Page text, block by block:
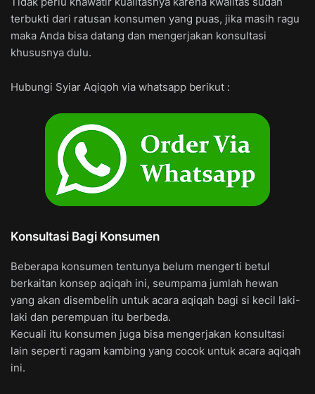
terbukti dari ratusan konsumen yang puas, jika masih ragu
maka Anda bisa datang dan mengerjakan konsultasi
khususnya dulu.
Hubungi Syiar Aqiqoh via whatsapp berikut :
Konsultasi Bagi Konsumen
Beberapa konsumen tentunya belum mengerti betul
berkaitan konsep aqiqah ini, seumpama jumlah hewan
yang akan disembelih untuk acara aqiqah bagi si kecil laki-
laki dan perempuan itu berbeda.
Kecuali itu konsumen juga bisa mengerjakan konsultasi
lain seperti ragam kambing yang cocok untuk acara aqiqah
ini.